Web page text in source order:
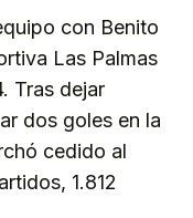
con Benito
Las Palmas
Tras dejar
dos goles en la
cedido al
1.812